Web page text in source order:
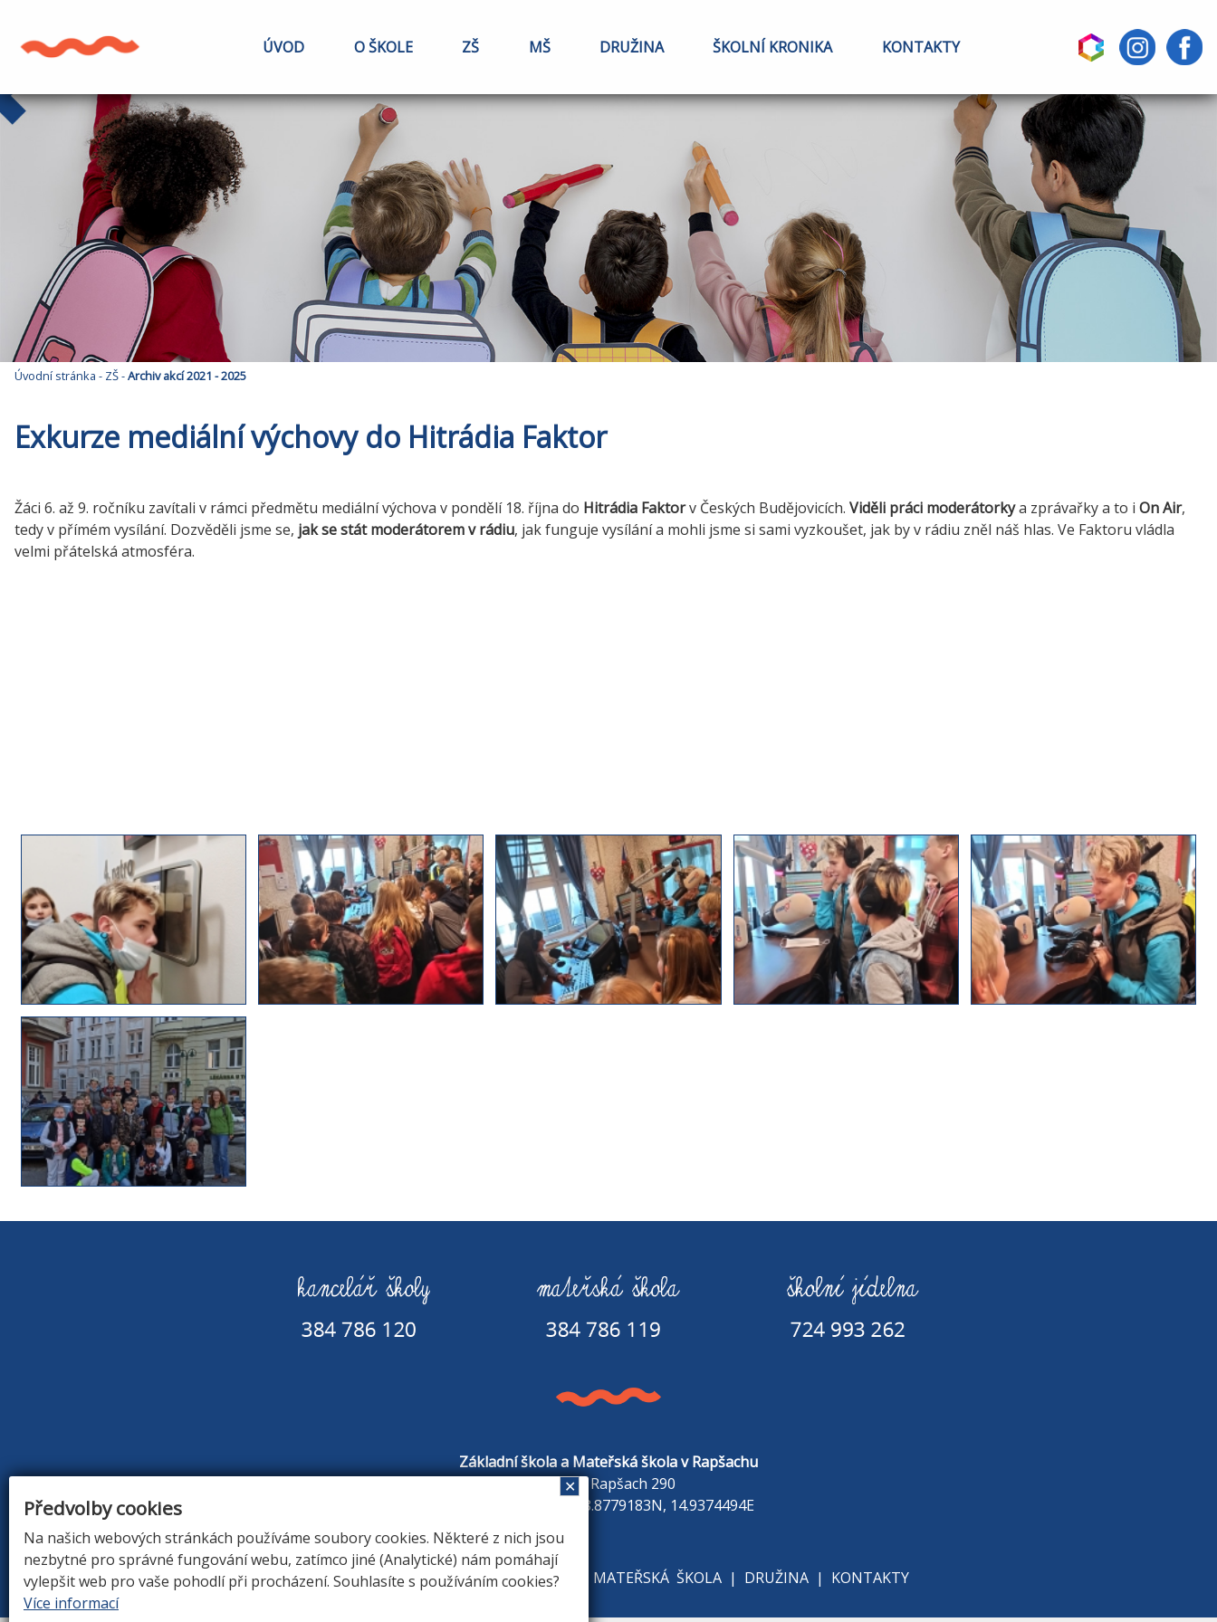
ÚVOD O ŠKOLE ZŠ MŠ DRUŽINA ŠKOLNÍ KRONIKA KONTAKTY
Úvodní stránka - ZŠ-Archiv akcí 2021 - 2025
Exkurze mediální výchovy do Hitrádia Faktor
Žáci 6. až 9. ročníku zavítali v rámci předmětu mediální výchova v pondělí 18. října do Hitrádia Faktorv Českých Budějovicích. Viděli práci moderátorkya zprávařky a to i On Air,
tedy v přímém vysílání. Dozvěděli jsme se, jak se stát moderátorem v rádiu, jak funguje vysílání a mohli jsme si sami vyzkoušet, jak by v rádiu zněl náš hlas. Ve Faktoru vládla
velmi přátelská atmosféra.
Základní škola a Mateřská škola v Rapšachu
378 07 Rapšach 290
GPS souřadnice: 48.8779183N, 14.9374494E
ÚVOD|O ŠKOLE|ZÁKLADNÍ ŠKOLA MATEŘSKÁ ŠKOLA | DRUŽINA | KONTAKTY
Předvolby cookies
Na našich webových stránkách používáme soubory cookies. Některé z nich jsou
nezbytné pro správné fungování webu, zatímco jiné (Analytické) nám pomáhají
vylepšit web pro vaše pohodlí při procházení. Souhlasíte s používáním cookies?
Více informací
✕